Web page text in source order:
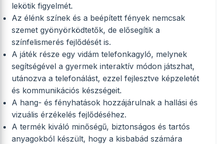
lekötik figyelmét.
Az élénk színek és a beépített fények nemcsak
szemet gyönyörködtetők, de elősegítik a
színfelismerés fejlődését is.
A játék része egy vidám telefonkagyló, melynek
segítségével a gyermek interaktív módon játszhat,
utánozva a telefonálást, ezzel fejlesztve képzeletét
és kommunikációs készségeit.
A hang- és fényhatások hozzájárulnak a hallási és
vizuális érzékelés fejlődéséhez.
A termék kiváló minőségű, biztonságos és tartós
anyagokból készült, hogy a kisbabád számára